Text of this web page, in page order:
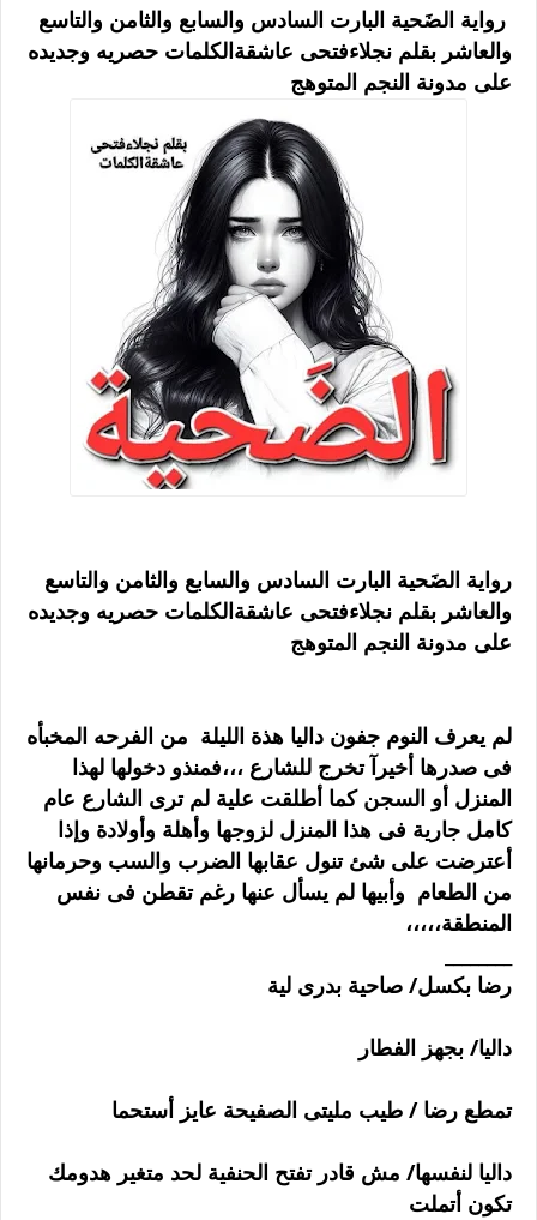
رواية الضَحية البارت السادس والسابع والثامن والتاسع
والعاشر بقلم نجلاءفتحى عاشقةالكلمات حصريه وجديده
على مدونة النجم المتوهج
رواية الضَحية البارت السادس والسابع والثامن والتاسع
والعاشر بقلم نجلاءفتحى عاشقةالكلمات حصريه وجديده
على مدونة النجم المتوهج
لم يعرف النوم جفون داليا هذة الليلة من الفرحه المخبأه
فى صدرها أخيرآ تخرج للشارع ،،،فمنذو دخولها لهذا
المنزل أو السجن كما أطلقت علية لم ترى الشارع عام
كامل جارية فى هذا المنزل لزوجها وأهلة وأولادة وإذا
أعترضت على شئ تنول عقابها الضرب والسب وحرمانها
من الطعام وأبيها لم يسأل عنها رغم تقطن فى نفس
المنطقة،،،،،
رضا بكسل/ صاحية بدرى لية
داليا/ بجهز الفطار
تمطع رضا / طيب مليتى الصفيحة عايز أستحما
داليا لنفسها/ مش قادر تفتح الحنفية لحد متغير هدومك
تكون أتملت